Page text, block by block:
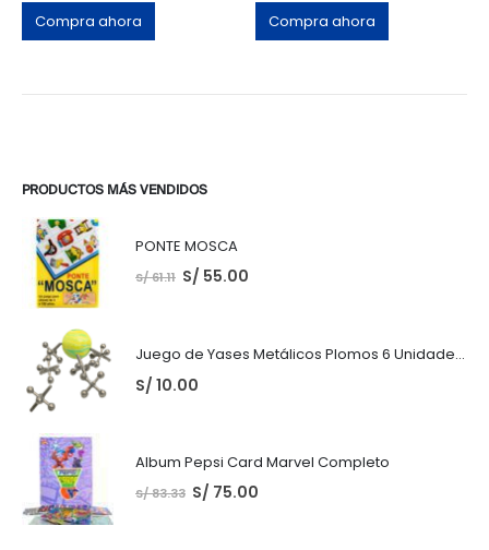
Compra ahora Compra ahora
PRODUCTOS MÁS VENDIDOS
PONTE MOSCA
S/61.11 S/ 55.00
Juego de Yases Metálicos Plomos 6 Unidades + Pelota de Goma (En Bolsita Lista para Regalar)
S/ 10.00
Album Pepsi Card Marvel Completo
S/83.33 S/ 75.00